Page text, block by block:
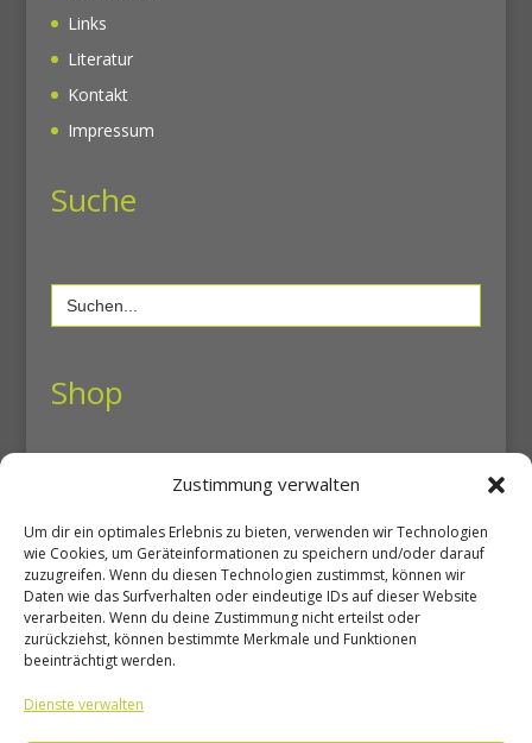
Zustimmung verwalten
Um dir ein optimales Erlebnis zu bieten, verwenden wir Technologien
wie Cookies, um Geräteinformationen zu speichern und/oder darauf
zuzugreifen. Wenn du diesen Technologien zustimmst, können wir
Daten wie das Surfverhalten oder eindeutige IDs auf dieser Website
verarbeiten. Wenn du deine Zustimmung nicht erteilst oder
zurückziehst, können bestimmte Merkmale und Funktionen
beeinträchtigt werden.
Dienste verwalten
Links
Literatur
Kontakt
Impressum
Suche
Search
for:
Shop
Mein Konto
Unsere Seiten